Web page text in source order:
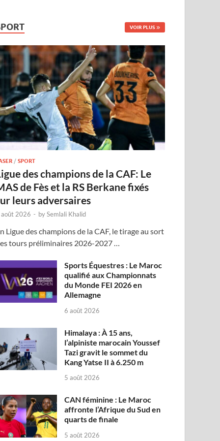
VOIR PLUS
/SPORT
des champions de la CAF: Le
de Fès et la RS Berkane fixés
leurs adversaires
2026 - bySemlali Khalid
Ligue des champions de la CAF, le tirage au sort
tours préliminaires 2026-2027 …
Sports Équestres : Le Maroc
qualifié aux Championnats
du Monde FEI 2026 en
Allemagne
6 août 2026
Himalaya : À 15 ans,
l’alpiniste marocain Youssef
Tazi gravit le sommet du
Kang Yatse II à 6.250 m
5 août 2026
CAN féminine : Le Maroc
affronte l’Afrique du Sud en
quarts de finale
5 août 2026